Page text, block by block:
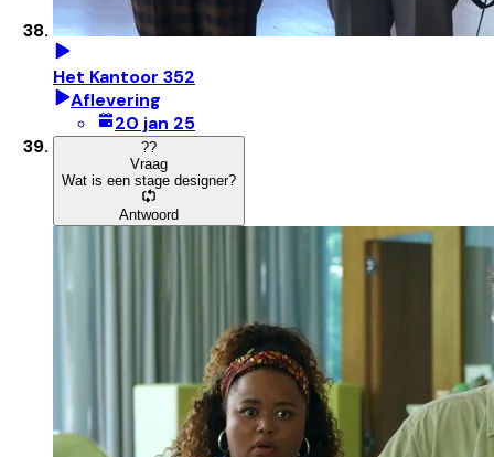
Het Kantoor 352
Aflevering
20 jan 25
??
Vraag
Wat is een stage designer?
Antwoord